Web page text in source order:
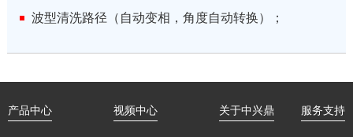
波型清洗路径（自动变相，角度自动转换）；
产品中心 视频中心 关于中兴鼎 服务支持